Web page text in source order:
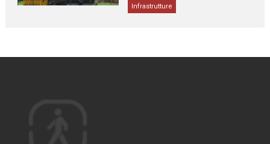
Infrastrutture